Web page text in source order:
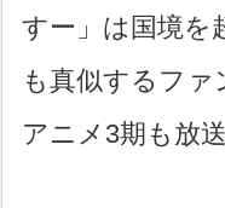
すー」は国境を
も真似するファ
アニメ3期も放送